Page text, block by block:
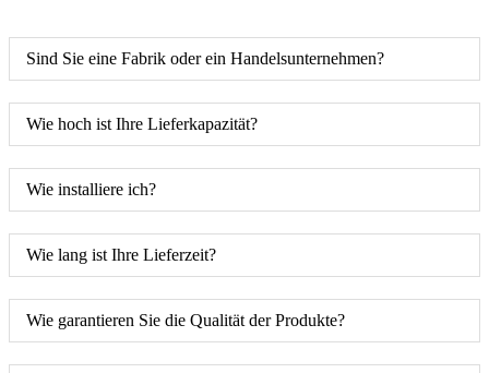
Sind Sie eine Fabrik oder ein Handelsunternehmen?
Wie hoch ist Ihre Lieferkapazität?
Wie installiere ich?
Wie lang ist Ihre Lieferzeit?
Wie garantieren Sie die Qualität der Produkte?